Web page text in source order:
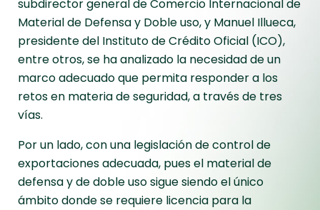
subdirector general de Comercio Internacional de
Material de Defensa y Doble uso, y Manuel Illueca,
presidente del Instituto de Crédito Oficial (ICO),
entre otros, se ha analizado la necesidad de un
marco adecuado que permita responder a los
retos en materia de seguridad, a través de tres
vías.
Por un lado, con una legislación de control de
exportaciones adecuada, pues el material de
defensa y de doble uso sigue siendo el único
ámbito donde se requiere licencia para la